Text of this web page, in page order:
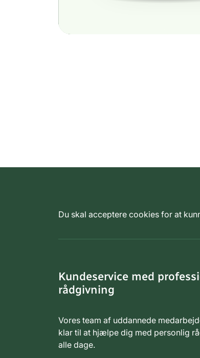
Du skal acceptere cookies for at
Kundeservice med
rådgivning
Vores team af uddannede
klar til at hjælpe dig med personlig
alle dage.